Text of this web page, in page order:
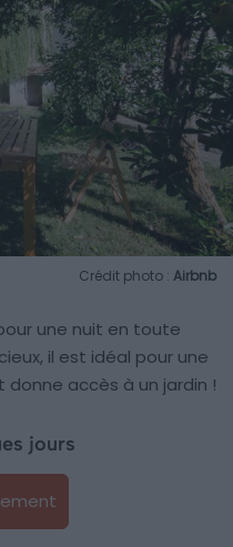
Crédit photo : Airbnb
une nuit en toute
il est idéal pour une
accès à un jardin !
jours